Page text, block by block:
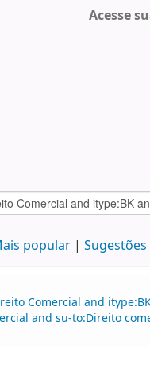
Acesse
popular
Comercial and
and su-to:Direito